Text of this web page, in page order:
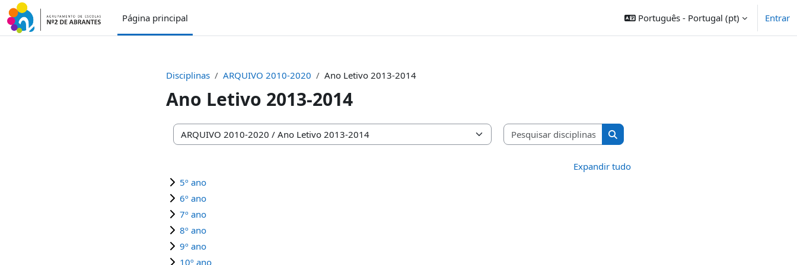
Ir para o conteúdo principal
Página principal
Português - Portugal ‎(pt)‎ Entrar
Disciplinas ARQUIVO 2010-2020 Ano Letivo 2013-2014
Ano Letivo 2013-2014
Categorias de disciplinas
Pesquisar disciplinas
Pesquisar disciplinas
Expandir tudo
5º ano
6º ano
7º ano
8º ano
9º ano
10º ano